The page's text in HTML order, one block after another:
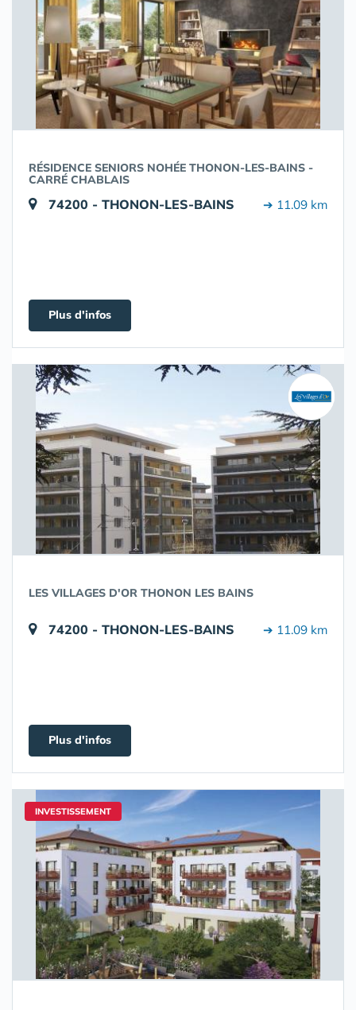
RÉSIDENCE SENIORS NOHÉE THONON-LES-BAINS -
CARRÉ CHABLAIS
74200 - THONON-LES-BAINS ➔ 11.09 km
Plus d'infos
LES VILLAGES D'OR THONON LES BAINS
74200 - THONON-LES-BAINS ➔ 11.09 km
Plus d'infos
INVESTISSEMENT